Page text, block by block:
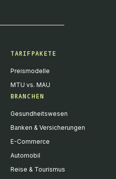
TARIFPAKETE
Preismodelle
MTU vs. MAU
BRANCHEN
Gesundheitswesen
Banken & Versicherungen
E-Commerce
Automobil
Reise & Tourismus